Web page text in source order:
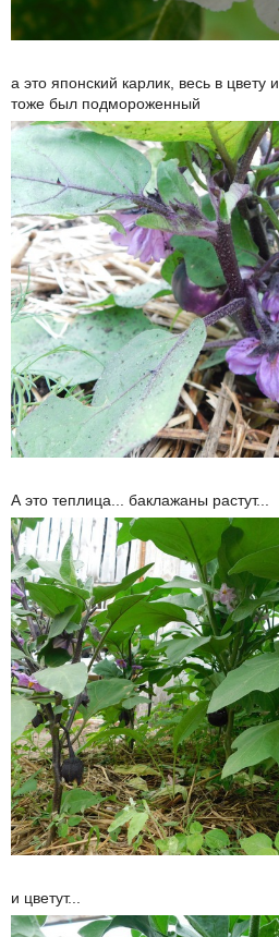
а это японский карлик, весь в цвету
тоже был подмороженный
А это теплица... баклажаны растут...
и цветут...